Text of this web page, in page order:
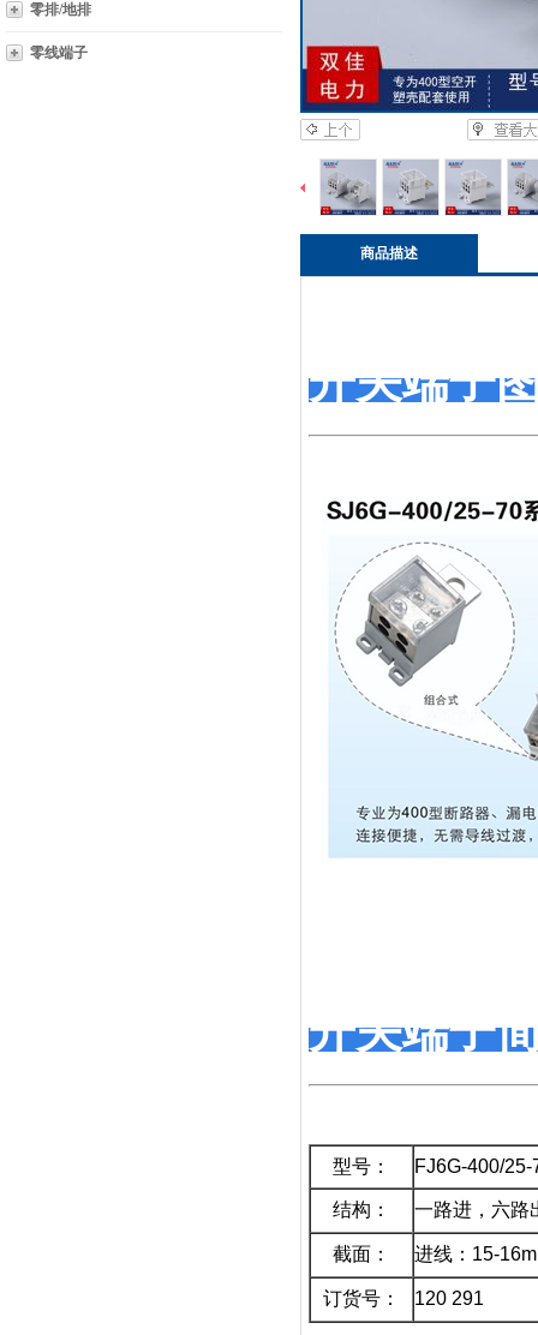
零排/地排
零线端子
商品描述
开关端子
开关端子
型号： FJ6G-400/25-
结构： 一路进，六路
截面： 进线：15-
订货号： 120 291